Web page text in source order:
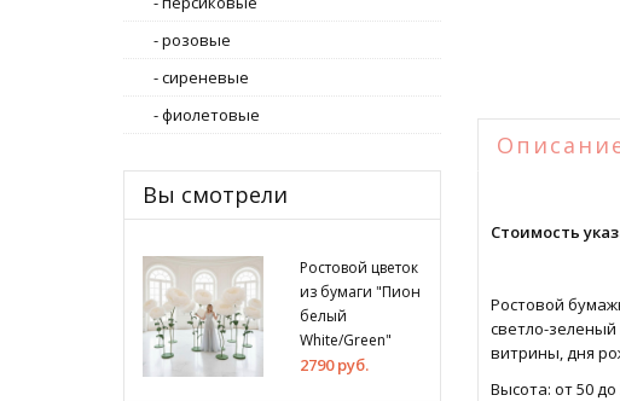
- розовые
- сиреневые
- фиолетовые
Вы смотрели
Ростовой цветок
из бумаги "Пион
белый
White/Green"
2790 руб.
Стоимость
Ростовой
светло-
витрины, дня
Высота: от 50